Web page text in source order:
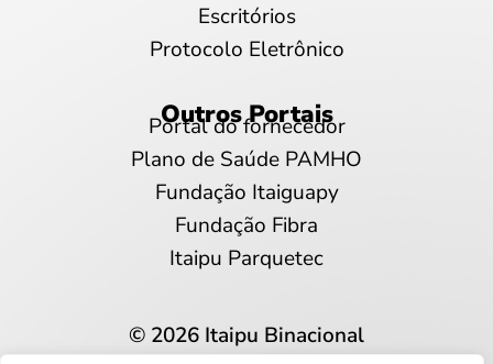
Escritórios
Protocolo Eletrônico
Outros Portais
Portal do fornecedor
Plano de Saúde PAMHO
Fundação Itaiguapy
Fundação Fibra
Itaipu Parquetec
© 2026 Itaipu Binacional